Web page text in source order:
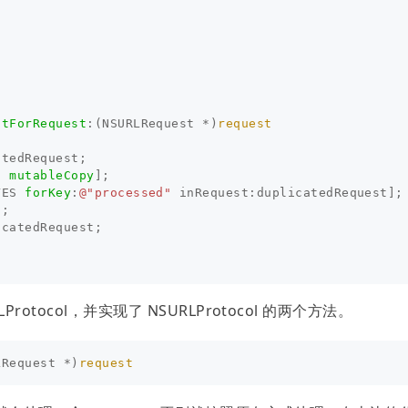
:( NSURLRequest * ) request
;
mutableCopy ];
forKey : @"processed" inRequest : duplicatedRequest ];
;
，并实现了 NSURLProtocol 的两个方法。
* ) request